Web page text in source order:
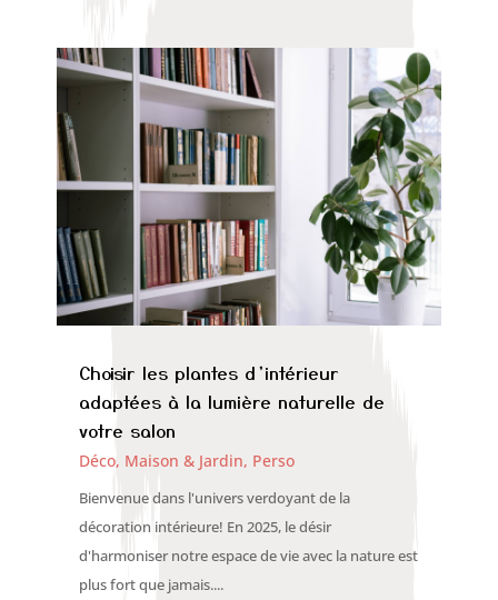
Choisir les plantes d’intérieur
adaptées à la lumière naturelle de
votre salon
Déco, Maison & Jardin, Perso
Bienvenue dans l'univers verdoyant de la
décoration intérieure! En 2025, le désir
d'harmoniser notre espace de vie avec la nature est
plus fort que jamais....